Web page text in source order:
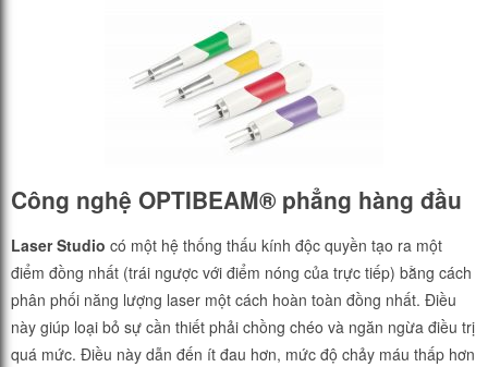
Công nghệ OPTIBEAM® phẳng hàng đầu
Laser Studio có một hệ thống thấu kính độc quyền tạo ra một
điểm đồng nhất (trái ngược với điểm nóng của trực tiếp) bằng cách
phân phối năng lượng laser một cách hoàn toàn đồng nhất. Điều
này giúp loại bỏ sự cần thiết phải chồng chéo và ngăn ngừa điều trị
quá mức. Điều này dẫn đến ít đau hơn, mức độ chảy máu thấp hơn